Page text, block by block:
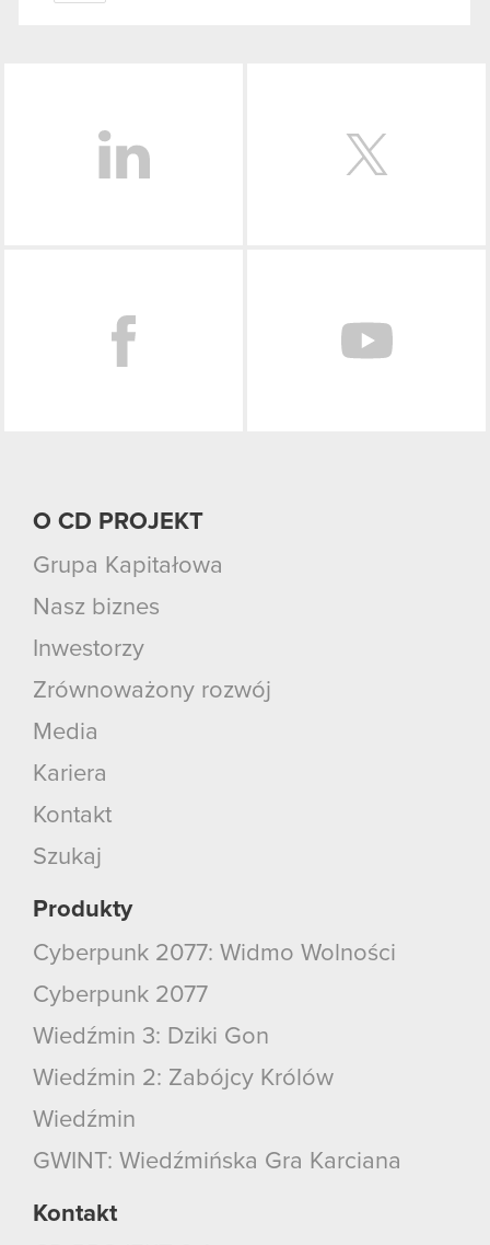
O CD PROJEKT
Grupa Kapitałowa
Nasz biznes
Inwestorzy
Zrównoważony rozwój
Media
Kariera
Kontakt
Szukaj
Produkty
Cyberpunk 2077: Widmo Wolności
Cyberpunk 2077
Wiedźmin 3: Dziki Gon
Wiedźmin 2: Zabójcy Królów
Wiedźmin
GWINT: Wiedźmińska Gra Karciana
Kontakt